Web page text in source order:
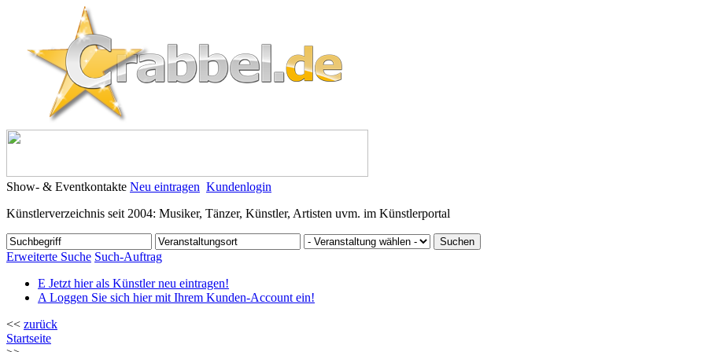
Show- & Eventkontakte Neu eintragen Kundenlogin
Künstlerverzeichnis seit 2004: Musiker, Tänzer, Künstler, Artisten uvm. im Künstlerportal
Erweiterte Suche Such-Auftrag
E Jetzt hier als Künstler neu eintragen!
A Loggen Sie sich hier mit Ihrem Kunden-Account ein!
<< zurück
Startseite